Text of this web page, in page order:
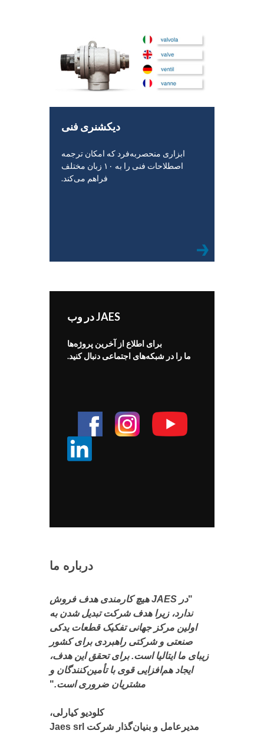
دیکشنری فنی
ابزاری منحصر‌به‌فرد که امکان ترجمه
اصطلاحات فنی را به ۱۰ زبان مختلف
فراهم می‌کند.
JAES در وب
برای اطلاع از آخرین پروژه‌ها
ما را در شبکه‌های اجتماعی دنبال کنید.
درباره ما
"
در JAES هیچ کارمندی هدف فروش
ندارد، زیرا هدف شرکت تبدیل شدن به
اولین مرکز جهانی تفکیک قطعات یدکی
صنعتی و شرکتی راهبردی برای کشور
زیبای ما ایتالیا است. برای تحقق این هدف،
ایجاد هم‌افزایی قوی با تأمین‌کنندگان و
مشتریان ضروری است."
کلودیو کیارلی،
مدیرعامل و بنیان‌گذار شرکت Jaes srl